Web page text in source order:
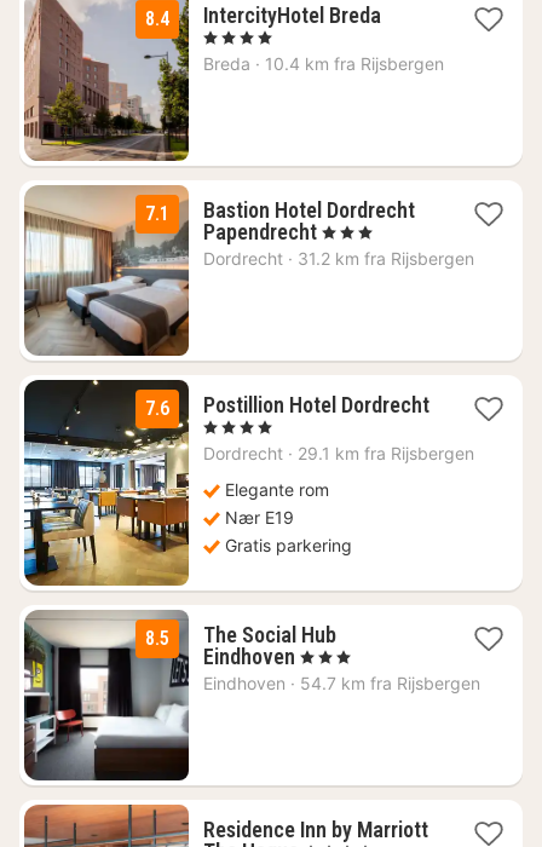
8.4 IntercityHotel Breda2
fra
1200
, 4 Stjerner
Breda · 10.4 km fra Rijsbergen
7.1
Bastion Hotel Dordrecht
Papendrecht1
natt
, 3 Stjerner
Dordrecht · 31.2 km fra Rijsbergen
7.6
Postillion Hotel Dordrecht
1
natt
1090
kr.
, 4 Stjerner
Dordrecht · 29.1 km fra Rijsbergen
Elegante rom
Nær E19
Gratis parkering
8.5
The Social Hub
Eindhoven 1
natt
, 3 Stjerner
Eindhoven · 54.7 km fra Rijsbergen
Residence Inn by Marriott